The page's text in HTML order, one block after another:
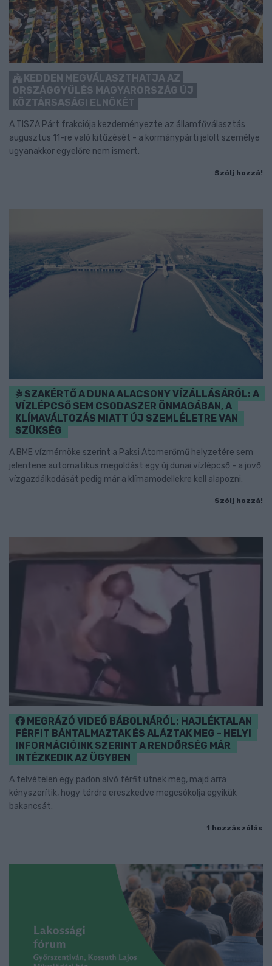
KEDDEN MEGVÁLASZTHATJA AZ
ORSZÁGGYŰLÉS MAGYARORSZÁG ÚJ
KÖZTÁRSASÁGI ELNÖKÉT
A TISZA Párt frakciója kezdeményezte az államfőválasztás
augusztus 11-re való kitűzését - a kormánypárti jelölt személye
ugyanakkor egyelőre nem ismert.
Szólj hozzá!
SZAKÉRTŐ A DUNA ALACSONY VÍZÁLLÁSÁRÓL: A
VÍZLÉPCSŐ SEM CSODASZER ÖNMAGÁBAN, A
KLÍMAVÁLTOZÁS MIATT ÚJ SZEMLÉLETRE VAN
SZÜKSÉG
A BME vízmérnöke szerint a Paksi Atomerőmű helyzetére sem
jelentene automatikus megoldást egy új dunai vízlépcső - a jövő
vízgazdálkodását pedig már a klímamodellekre kell alapozni.
Szólj hozzá!
MEGRÁZÓ VIDEÓ BÁBOLNÁRÓL: HAJLÉKTALAN
FÉRFIT BÁNTALMAZTAK ÉS ALÁZTAK MEG - HELYI
INFORMÁCIÓINK SZERINT A RENDŐRSÉG MÁR
INTÉZKEDIK AZ ÜGYBEN
A felvételen egy padon alvó férfit ütnek meg, majd arra
kényszerítik, hogy térdre ereszkedve megcsókolja egyikük
bakancsát.
1 hozzászólás